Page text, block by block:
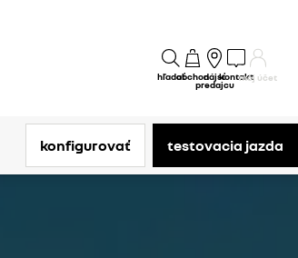
hľadaťobchodnájsť
predajcu
kontaktmôj účet
konfigurovať​ testovacia jazda